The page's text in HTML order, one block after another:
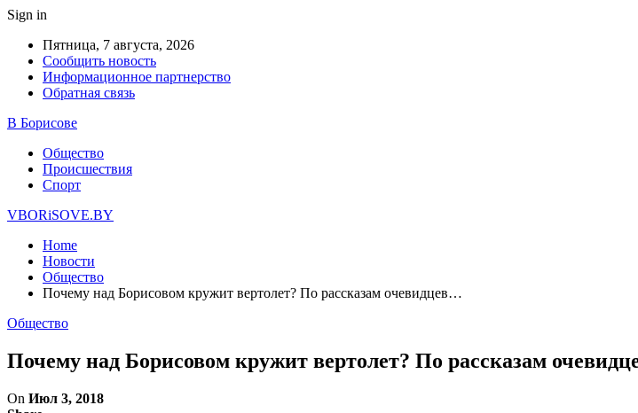
Sign in
Пятница, 7 августа, 2026
Сообщить новость
Информационное партнерство
Обратная связь
В Борисове
Общество
Происшествия
Спорт
VBORiSOVE.BY
Home
Новости
Общество
Почему над Борисовом кружит вертолет? По рассказам очевидцев…
Общество
Почему над Борисовом кружит вертолет? По рассказам
On Июл 3, 2018